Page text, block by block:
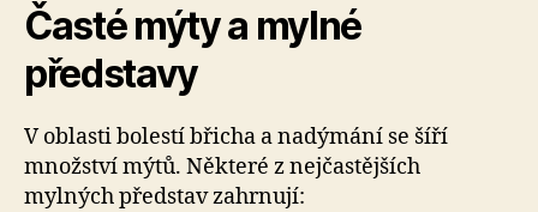
Časté mýty a mylné
představy
V oblasti bolestí břicha a nadýmání se šíří
množství mýtů. Některé z nejčastějších
mylných představ zahrnují: